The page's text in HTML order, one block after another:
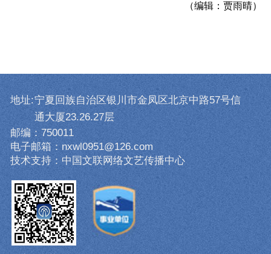
（编辑：贾雨晴）
地址:宁夏回族自治区银川市金凤区北京中路57号信
通大厦23.26.27层
邮编：750011
电子邮箱：nxwl0951@126.com
技术支持：中国文联网络文艺传播中心